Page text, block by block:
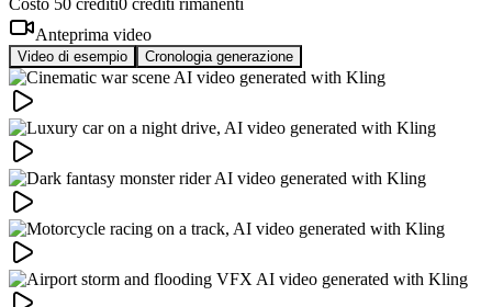
Anteprima video
Video di esempio Cronologia generazione